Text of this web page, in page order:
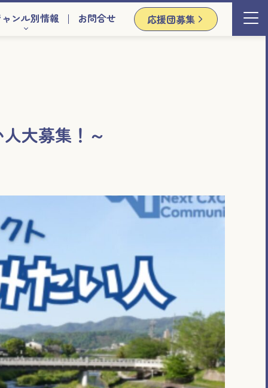
ンル別情報 お問合せ 応援団募集
大募集！～